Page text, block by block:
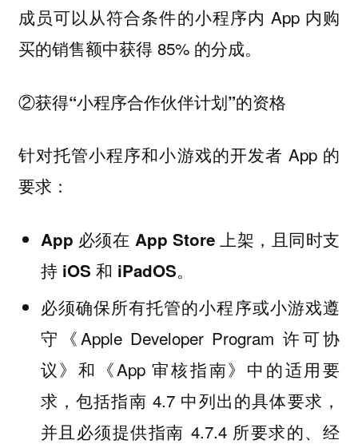
成员可以从符合条件的小程序内 App 内购
买的销售额中获得 85% 的分成。
②获得“小程序合作伙伴计划”的资格
针对托管小程序和小游戏的开发者 App 的
要求：
App 必须在 App Store 上架，且同时支
持 iOS 和 iPadOS。
必须确保所有托管的小程序或小游戏遵
守《Apple Developer Program 许可协
议》和《App 审核指南》中的适用要
求，包括指南 4.7 中列出的具体要求，
并且必须提供指南 4.7.4 所要求的、经